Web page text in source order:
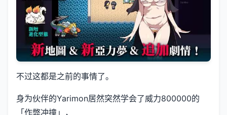
不过这都是之前的事情了。
身为伙伴的Yarimon居然突然学会了威力800000的
「作弊冲撞」，